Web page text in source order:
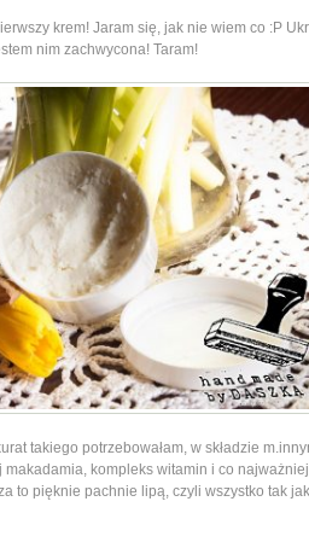
krem! Jaram się, jak nie wiem co :P
nim zachwycona! Taram!
takiego potrzebowałam, w składzie
makadamia, kompleks witamin i co
to pięknie pachnie lipą, czyli wszystko tak